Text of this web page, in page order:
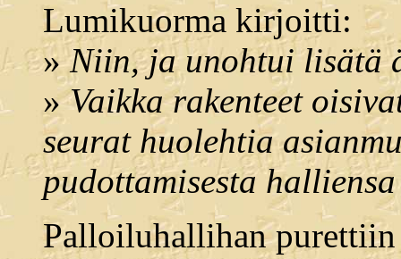
Lumikuorma kirjoitti:
»Niin, ja unohtui lisätä
»Vaikka rakenteet
seurat huolehtia
pudottamisesta
Palloiluhallihan